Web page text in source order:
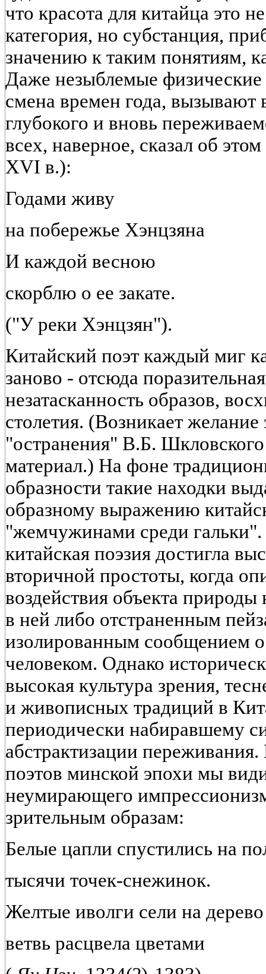
что красота для китайца это
категория, но субстанция,
значению к таким понятиям,
Даже незыблемые
смена времен года, вызывают
глубокого и вновь
всех, наверное, сказал об
XVI в.):
Годами живу
на побережье Хэнцзяна
И каждой весною
скорблю о ее закате.
("У реки Хэнцзян").
Китайский поэт каждый миг
заново - отсюда
незатасканность образов,
столетия. (Возникает
"остранения" В.Б. Шкловского
материал.) На фоне
образности такие находки
образному выражению
"жемчужинами среди
китайская поэзия достигла
вторичной простоты, когда
воздействия объекта
в ней либо отстраненным
изолированным сообщением
человеком. Однако
высокая культура зрения,
и живописных традиций в
периодически набиравшему
абстрактизации
поэтов минской эпохи мы
неумирающего
зрительным образам:
Белые цапли спустились на
тысячи точек-снежинок.
Желтые иволги сели на
ветвь расцвела цветами